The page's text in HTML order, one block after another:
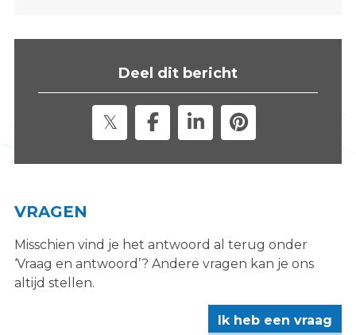
Deel dit bericht
VRAGEN
Misschien vind je het antwoord al terug onder
‘Vraag en antwoord’? Andere vragen kan je ons
altijd stellen.
Ik heb een vraag